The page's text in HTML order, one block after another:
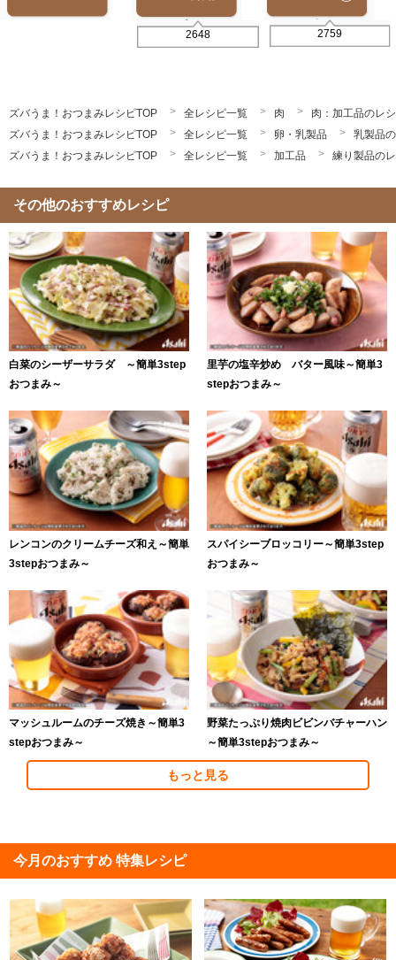
2648 2759
ズバうま！おつまみレシピTOP 全レシピ一覧 肉
肉：加工品のレ
ズバうま！おつまみレシピTOP
全レシピ一覧 卵・乳製品
乳製品
ズバうま！おつまみレシピTOP
全レシピ一覧 加工品 練り製品の
その他のおすすめレシピ
白菜のシーザーサラダ ～簡単3step
おつまみ～
里芋の塩辛炒め バター風味～簡単3
stepおつまみ～
レンコンのクリームチーズ和え～簡単
3stepおつまみ～
スパイシーブロッコリー～簡単3step
おつまみ～
マッシュルームのチーズ焼き～簡単3
stepおつまみ～
野菜たっぷり焼肉ビビンバチャーハン
～簡単3stepおつまみ～
もっと見る
今月のおすすめ 特集レシピ